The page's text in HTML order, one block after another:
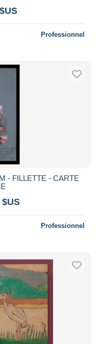
Professionnel
- FILLETTE - CARTE
Professionnel